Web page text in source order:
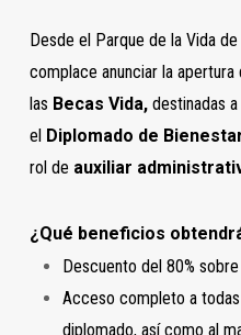
Desde el Parque de la Vida
complace anunciar la
las Becas Vida, destinadas
el Diplomado de
rol de auxiliar
¿Qué beneficios
Descuento del 80%
Acceso completo a
diplomado, así como al